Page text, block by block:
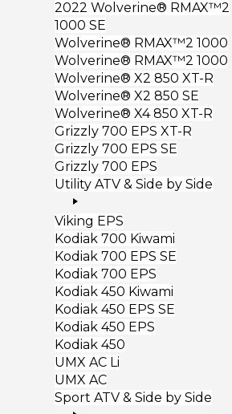
2022 Wolverine® RMAX™2
1000 SE
Wolverine® RMAX™2 1000
Wolverine® RMAX™2 1000
Wolverine® X2 850 XT-R
Wolverine® X2 850 SE
Wolverine® X4 850 XT-R
Grizzly 700 EPS XT-R
Grizzly 700 EPS SE
Grizzly 700 EPS
Utility ATV & Side by Side
Viking EPS
Kodiak 700 Kiwami
Kodiak 700 EPS SE
Kodiak 700 EPS
Kodiak 450 Kiwami
Kodiak 450 EPS SE
Kodiak 450 EPS
Kodiak 450
UMX AC Li
UMX AC
Sport ATV & Side by Side